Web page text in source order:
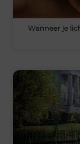
Wanneer je